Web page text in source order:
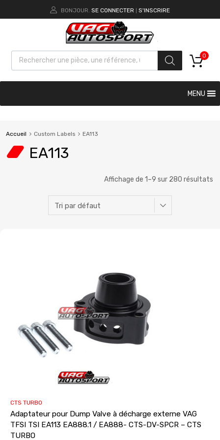
BONJOUR. SE CONNECTER S'INSCRIRE
0
MENU
Accueil Custom Labels EA113
EA113
Affichage de 1–9 sur 280 résultats
CTS TURBO
Adaptateur pour Dump Valve à décharge externe VAG
TFSI TSI EA113 EA888.1 / EA888- CTS-DV-SPCR – CTS
TURBO